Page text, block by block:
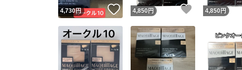
取引実績
取引実績◯+
商品画像
コピー
4,730円 いいね！
4,850 円 いいね！
4,850 円